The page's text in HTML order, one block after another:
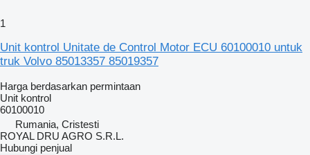
1
Unit kontrol Unitate de Control Motor ECU 60100010 untuk
truk Volvo 85013357 85019357
Harga berdasarkan permintaan
Unit kontrol
60100010
Rumania, Cristesti
ROYAL DRU AGRO S.R.L.
Hubungi penjual